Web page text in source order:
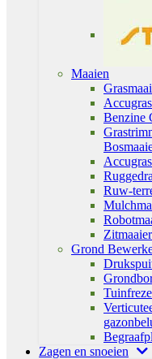
Maaien
Benzine
Ruw-
Grond
Zagen en snoeien